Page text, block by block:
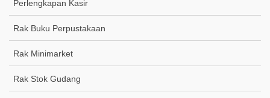
Perlengkapan Kasir
Rak Buku Perpustakaan
Rak Minimarket
Rak Stok Gudang